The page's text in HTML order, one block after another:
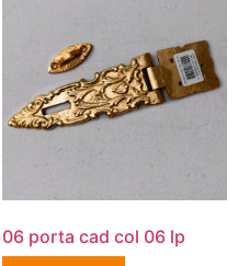
06 porta cad col 06 lp